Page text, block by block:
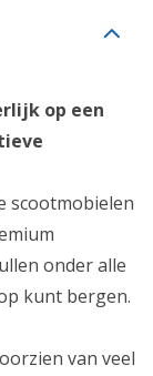
op een
scootmobielen
onder alle
kunt bergen.
van veel